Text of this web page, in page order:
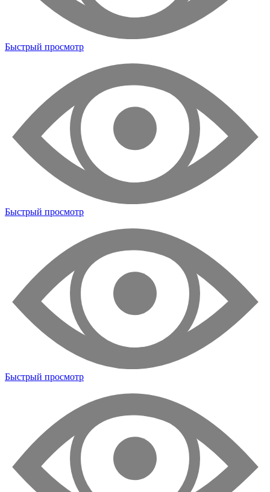
Быстрый просмотр
Быстрый просмотр
Быстрый просмотр